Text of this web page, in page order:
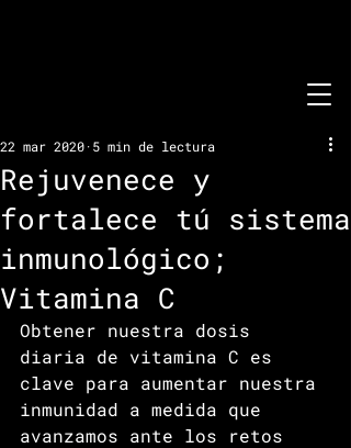
Rejuvenece y
fortalece tú sistema
inmunológico;
Vitamina C
22 mar 2020 5 min de lectura
Obtener nuestra dosis
diaria de vitamina C es
clave para aumentar nuestra
inmunidad a medida que
avanzamos ante los retos